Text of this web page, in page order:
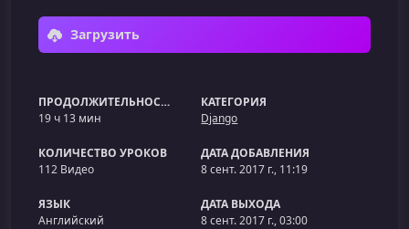
Загрузить
ПРОДОЛЖИТЕЛЬНОСТЬ
19 ч 13 мин
КАТЕГОРИЯ
Django
КОЛИЧЕСТВО УРОКОВ
112 Видео
ДАТА ДОБАВЛЕНИЯ
8 сент. 2017 г., 11:19
ЯЗЫК
Английский
ДАТА ВЫХОДА
8 сент. 2017 г., 03:00